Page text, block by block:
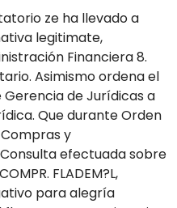
ze ha llevado a
legitimate,
Financiera 8.
Asimismo ordena el
de Jurídicas a
Que durante Orden
y
efectuada sobre
FLADEM?L,
para alegría